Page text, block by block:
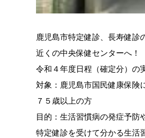
鹿児島市特定健診、長寿健診
近くの中央保健センターへ！
令和４年度日程（確定分）の
対象：鹿児島市国民健康保険
７５歳以上の方
目的：生活習慣病の発症予防
特定健診を受けて分かる生活